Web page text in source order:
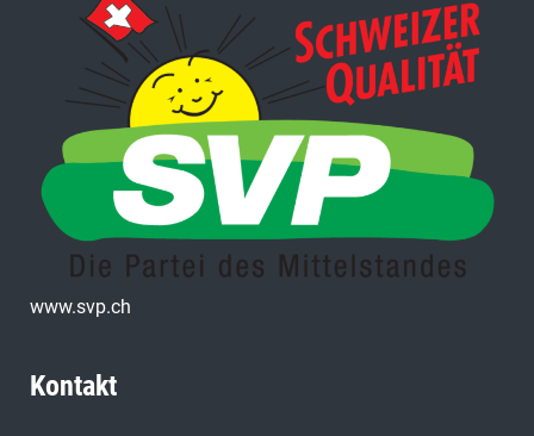
www.svp.ch
Kontakt